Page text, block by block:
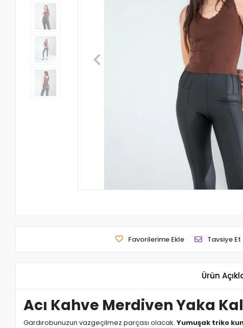
Favorilerime Ekle Tavsiye Et
Ürün
Acı Kahve Merdiven Yaka
Gardırobunuzun vazgeçilmez parçası olacak.Yumuşak triko